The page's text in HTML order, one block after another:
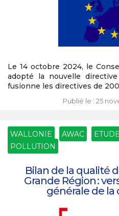
Le 14 octobre 2024, le
adopté la nouvelle
fusionne les directives de
Publié le : 25
WALLONIE AWAC
POLLUTION
Bilan de la qualité
Grande Région :
générale de la